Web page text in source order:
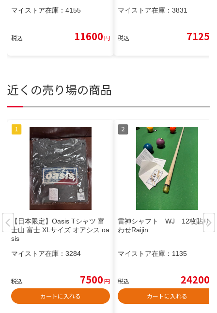
マイストア在庫： 4155
税込 11600円
マイストア在庫： 3831
税込 7125
近くの売り場の商品
【日本限定】Oasis Tシャツ 富
士山 富士 XLサイズ オアシス oa
sis
マイストア在庫： 3284
税込 7500円
カートに入れる
雷神シャフト WJ 12枚貼り合
わせRaijin
マイストア在庫： 1135
税込 24200
カートに入れる